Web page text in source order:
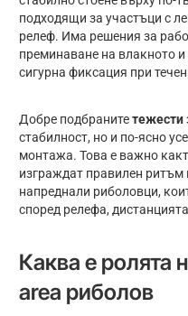
подходящи за участъци с
релеф. Има решения за
преминаване на влакното
сигурна фиксация при
Добре подбранитетежести
стабилност, но и по-ясно
монтажа. Това е важно
изграждат правилен ритъм
напреднали риболовци,
според релефа,
Каква е ролята
area риболов